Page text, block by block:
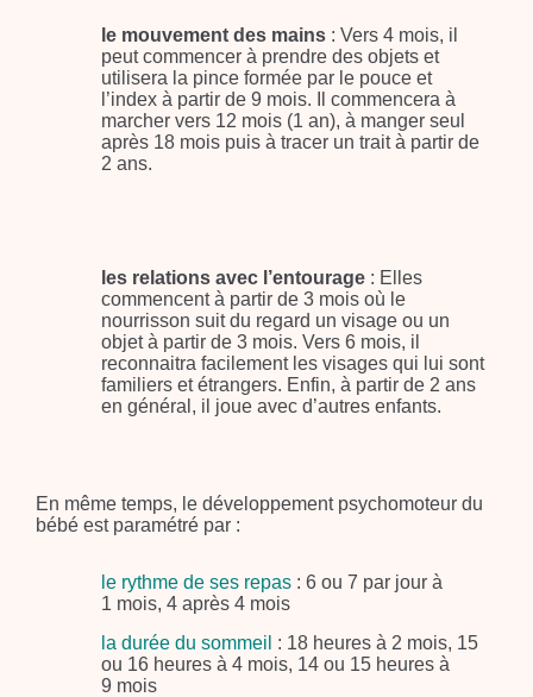
le mouvement des mains : Vers 4 mois, il
peut commencer à prendre des objets et
utilisera la pince formée par le pouce et
l’index à partir de 9 mois. Il commencera à
marcher vers 12 mois (1 an), à manger seul
après 18 mois puis à tracer un trait à partir de
2 ans.
les relations avec l’entourage : Elles
commencent à partir de 3 mois où le
nourrisson suit du regard un visage ou un
objet à partir de 3 mois. Vers 6 mois, il
reconnaitra facilement les visages qui lui sont
familiers et étrangers. Enfin, à partir de 2 ans
en général, il joue avec d’autres enfants.
En même temps, le développement psychomoteur du
bébé est paramétré par :
le rythme de ses repas : 6 ou 7 par jour à
1 mois, 4 après 4 mois
la durée du sommeil : 18 heures à 2 mois, 15
ou 16 heures à 4 mois, 14 ou 15 heures à
9 mois